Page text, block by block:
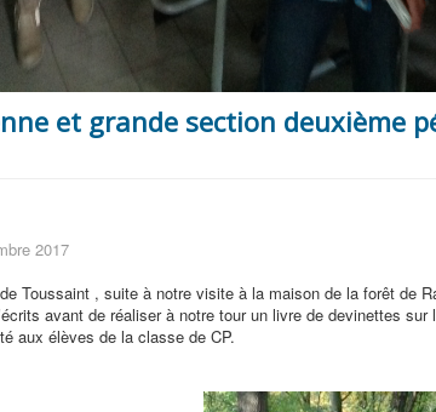
et grande section deuxième
2017
Toussaint , suite à notre visite à la maison de la forêt de
avant de réaliser à notre tour un livre de devinettes
aux élèves de la classe de CP.